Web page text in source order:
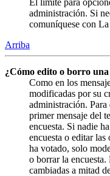
administración. Si
comuníquese con
Arriba
¿Cómo edito o borro una
Como en los
modificadas por su
administración. Para
primer mensaje del
encuesta. Si nadie
encuesta o editar
ha votado, solo
o borrar la encuesta.
cambiadas a mitad